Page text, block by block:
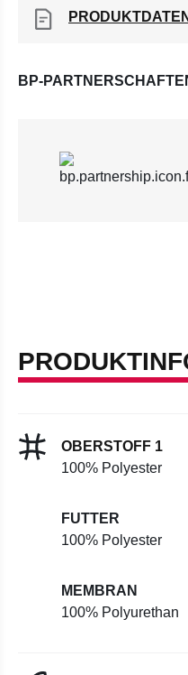
BP-
OBERSTOFF 1
100% Polyester
FUTTER
100% Polyester
MEMBRAN
100% Polyurethan